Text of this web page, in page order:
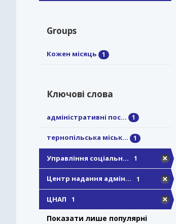
Groups
Кожен місяць 1
Ключові слова
адміністративні пос... 1
тернопільська міськ... 1
Управління соціальн... 1
Центр надання адмін... 1
ЦНАП 1
Показати лише популярні